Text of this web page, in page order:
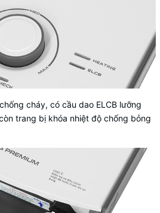
cháy, có cầu dao ELCB lưỡng
trang bị khóa nhiệt độ chống bỏng